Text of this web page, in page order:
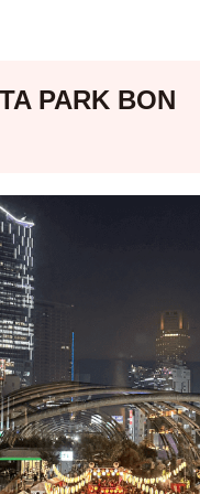
PARK BON